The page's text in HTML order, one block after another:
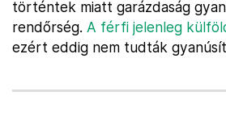
történtek miatt garázdaság
rendőrség. A férfi jelenleg
ezért eddig nem tudták